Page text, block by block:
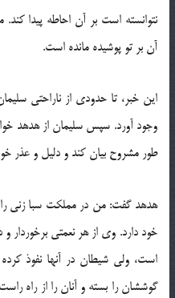
نتوانسته است بر آن احاطه پیدا
آن بر تو پوشیده مانده است.
این خبر، تا حدودی از ناراحتی
وجود آورد. سپس سلیمان از هدهد
طور مشروح بیان كند و دلیل و عذر
هدهد گفت: من در مملكت سبا زنی را
خود دارد. وی از هر نعمتی
است، ولی شیطان در آنها نفوذ
گوششان را بسته و آنان را از راه